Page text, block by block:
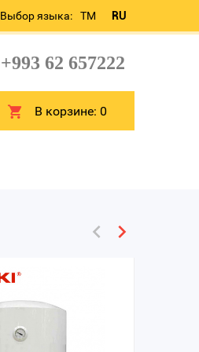
Выбор языка: TM RU
+993 62 657222
В корзине:0